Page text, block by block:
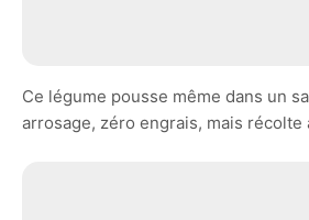
Ce légume pousse même dans un
arrosage, zéro engrais, mais récolte